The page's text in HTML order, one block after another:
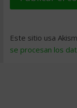
Este sitio usa
se procesan los